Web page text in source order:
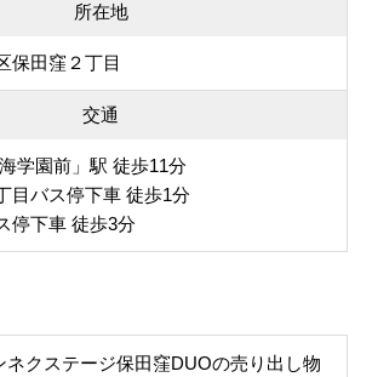
所在地
保田窪２丁目
交通
学園前」駅 徒歩11分
バス停下車 徒歩1分
下車 徒歩3分
ネクステージ保田窪DUOの売り出し物